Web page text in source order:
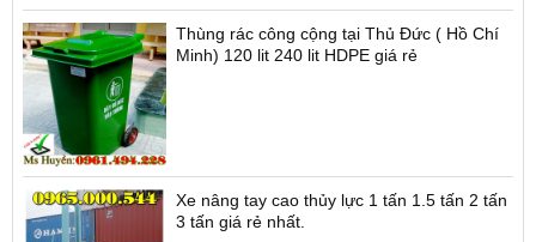
Thùng rác công cộng tại Thủ Đức ( Hồ Chí
Minh) 120 lit 240 lit HDPE giá rẻ
Xe nâng tay cao thủy lực 1 tấn 1.5 tấn 2 tấn
3 tấn giá rẻ nhất.